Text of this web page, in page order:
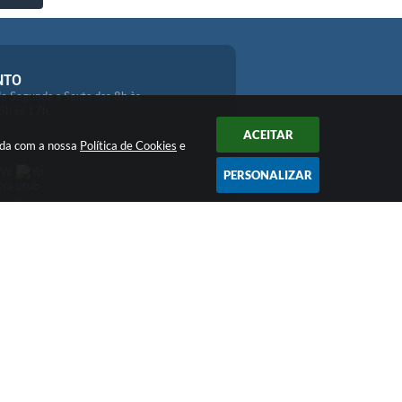
com a nossa Política de Cookies e
ACEITAR
PERSONALIZAR
Segunda a Sexta das 8h às